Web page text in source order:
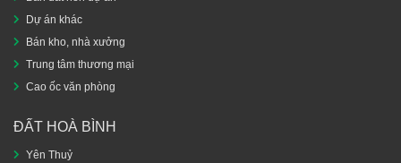
Dự án khác
Bán kho, nhà xưởng
Trung tâm thương mại
Cao ốc văn phòng
ĐẤT HOÀ BÌNH
Yên Thuỷ